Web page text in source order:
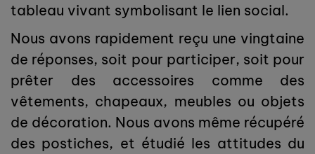
tableau vivant symbolisant le lien social.
Nous avons rapidement reçu une vingtaine
de réponses, soit pour participer, soit pour
prêter des accessoires comme des
vêtements, chapeaux, meubles ou objets
de décoration. Nous avons même récupéré
des postiches, et étudié les attitudes du